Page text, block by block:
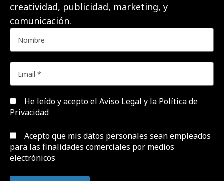
creatividad, publicidad, marketing, y
comunicación.
He leído y acepto el Aviso Legal y la Política de
Privacidad
Acepto que mis datos personales sean empleados
para las finalidades comerciales por medios
electrónicos